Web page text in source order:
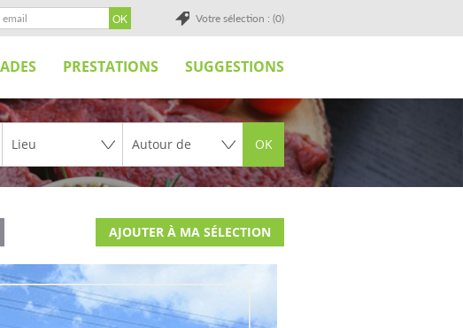
Votre sélection : (0)
PRESTATIONS SUGGESTIONS
OK
AJOUTER À MA SÉLECTION